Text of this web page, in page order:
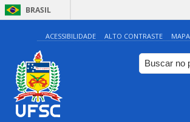
BRASIL
ACESSIBILIDADE ALTO CONTRASTE